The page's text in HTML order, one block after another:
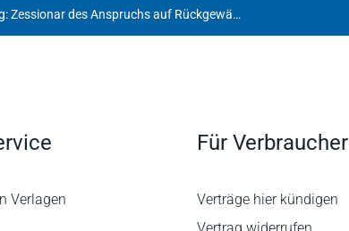
Zwangsversteigerung: Zessionar des Anspruchs auf Rückgewähr einer Grundschuld nicht Beteiligter
Verlagen
Für Verbraucher
Verträge hier kündigen